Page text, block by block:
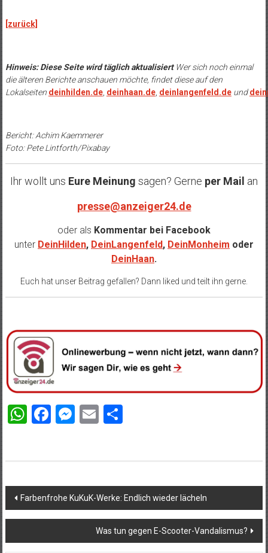
[zurück]
Hinweis: Diese Seite wird täglich aktualisiert Wer sich noch einmal
die älteren Berichte anschauen möchte, findet diese auf den
Lokalseiten deinhilden.de, deinhaan.de, deinlangenfeld.deund
Bericht: Achim Kaemmerer
Foto: Pete Lintforth/Pixabay
Ihr wollt uns Eure Meinung sagen? Gerne per Mail an
presse@anzeiger24.de
oder als Kommentar bei Facebook
unter DeinHilden, DeinLangenfeld, DeinMonheim oder
DeinHaan.
Euch hat unser Beitrag gefallen? Dann liked und teilt ihn gerne.
WhatsApp
Facebook
Messenger
EmailTeilen
Beitragsnavigation
Farbenfrohe KuKuK-Werke: Endlich wieder lächeln
Was tun gegen E-Scooter-Vandalismus?